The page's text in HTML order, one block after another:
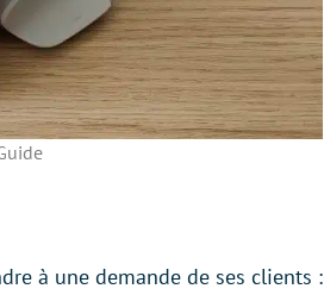
à une demande de ses clients :